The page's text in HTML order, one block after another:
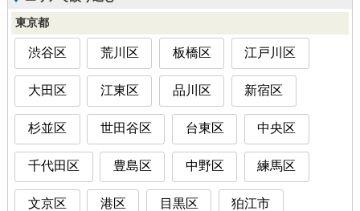
東京都
渋谷区 荒川区 板橋区 江戸川区
大田区 江東区 品川区 新宿区
杉並区 世田谷区 台東区 中央区
千代田区 豊島区 中野区 練馬区
文京区 港区 目黒区 狛江市